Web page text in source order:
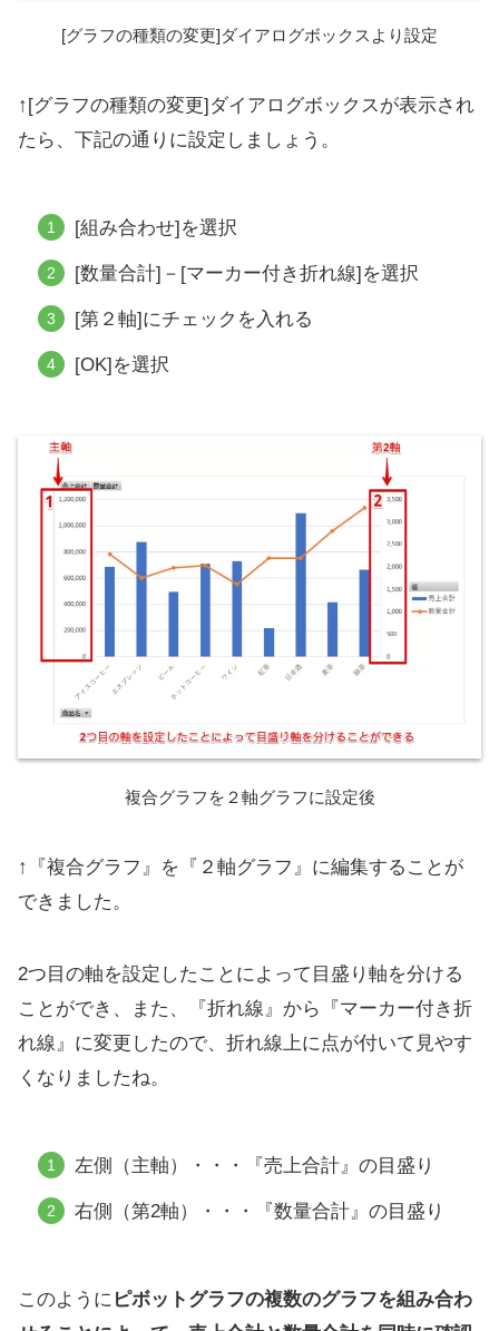
[グラフの種類の変更]ダイアログボックスより設定
↑[グラフの種類の変更]ダイアログボックスが表示され
たら、下記の通りに設定しましょう。
[組み合わせ]を選択
[数量合計]－[マーカー付き折れ線]を選択
[第２軸]にチェックを入れる
[OK]を選択
複合グラフを２軸グラフに設定後
↑『複合グラフ』を『２軸グラフ』に編集することが
できました。
2つ目の軸を設定したことによって目盛り軸を分ける
ことができ、また、『折れ線』から『マーカー付き折
れ線』に変更したので、折れ線上に点が付いて見やす
くなりましたね。
左側（主軸）・・・『売上合計』の目盛り
右側（第2軸）・・・『数量合計』の目盛り
このように ピボットグラフの複数のグラフを組み合わ